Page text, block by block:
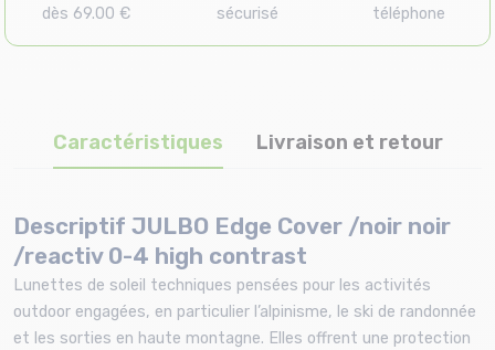
dès 69.00 €
sécurisé
téléphone
Caractéristiques Livraison et retour
Descriptif JULBO Edge Cover /noir noir
/reactiv 0-4 high contrast
Lunettes de soleil techniques pensées pour les activités
outdoor engagées, en particulier l’alpinisme, le ski de randonnée
et les sorties en haute montagne. Elles offrent une protection